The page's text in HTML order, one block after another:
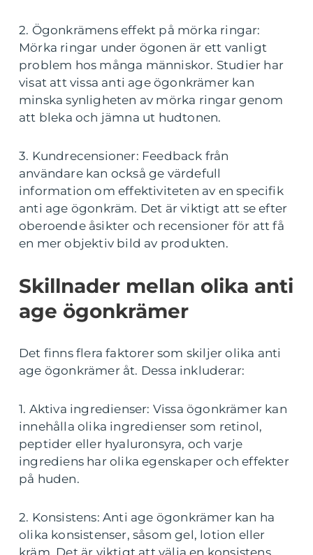
2. Ögonkrämens effekt på mörka ringar:
Mörka ringar under ögonen är ett vanligt
problem hos många människor. Studier har
visat att vissa anti age ögonkrämer kan
minska synligheten av mörka ringar genom
att bleka och jämna ut hudtonen.
3. Kundrecensioner: Feedback från
användare kan också ge värdefull
information om effektiviteten av en specifik
anti age ögonkräm. Det är viktigt att se efter
oberoende åsikter och recensioner för att få
en mer objektiv bild av produkten.
Skillnader mellan olika anti
age ögonkrämer
Det finns flera faktorer som skiljer olika anti
age ögonkrämer åt. Dessa inkluderar:
1. Aktiva ingredienser: Vissa ögonkrämer kan
innehålla olika ingredienser som retinol,
peptider eller hyaluronsyra, och varje
ingrediens har olika egenskaper och effekter
på huden.
2. Konsistens: Anti age ögonkrämer kan ha
olika konsistenser, såsom gel, lotion eller